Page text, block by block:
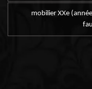
mobilier XXe